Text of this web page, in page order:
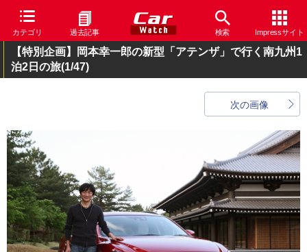
カテゴリ 過去記事 検索 Impressサイト
【特別企画】岡本幸一郎の新型「アテンザ」で行く南九州1
泊2日の旅(1/47)
次の画像